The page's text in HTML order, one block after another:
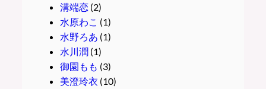
溝端恋(2)
水原わこ (1)
水野ろあ (1)
水川潤(1)
御園もも (3)
美澄玲衣 (10)